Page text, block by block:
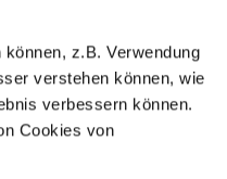
z.B. Verwendung
verstehen können, wie
verbessern können.
Cookies von